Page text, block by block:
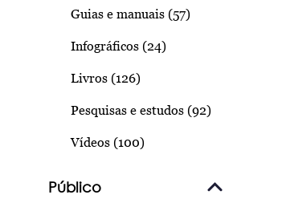
Guias e manuais (57)
Infográficos (24)
Livros (126)
Pesquisas e estudos (92)
Vídeos (100)
Público